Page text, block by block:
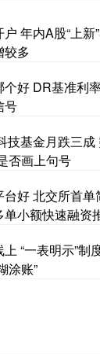
年内A股“上新
较多
个好 DR基准利
号
技基金月跌三成
否画上句号
好 北交所首单
小额快速融资
“一表明示”制
涂账”